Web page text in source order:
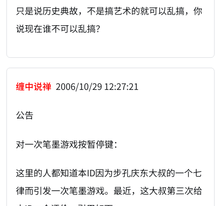
只是说历史典故，不是搞艺术的就可以乱搞，你
说现在谁不可以乱搞？
缠中说禅 2006/10/29 12:27:21
公告
对一次笔墨游戏按暂停键：
这里的人都知道本ID因为步孔庆东大叔的一个七
律而引发一次笔墨游戏。最近，这大叔第三次给